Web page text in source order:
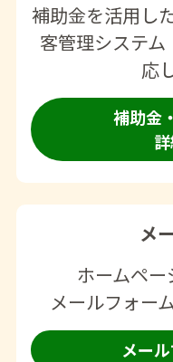
補助金を活用し
客管理システム
応
補助金
メ
ホームペ
メールフォー
メー